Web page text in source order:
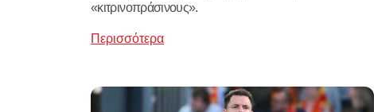
«κιτρινοπράσινους».
Περισσότερα